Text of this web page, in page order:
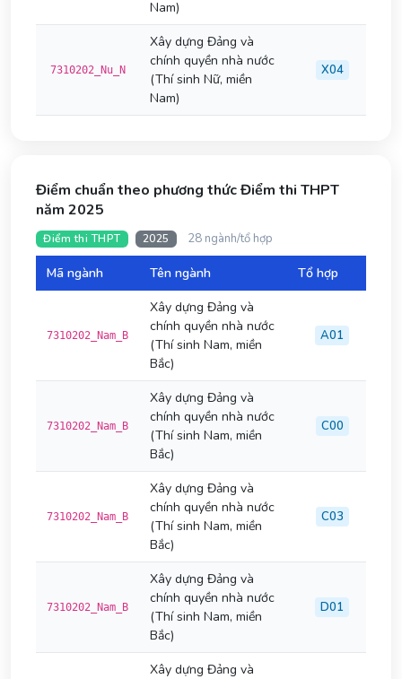
Nam)
7310202_Nu_N
Xây dựng Đảng và
chính quyền nhà nước
(Thí sinh Nữ, miền
Nam)
X04
Điểm chuẩn theo phương thức Điểm thi THPT
năm 2025
Điểm thi THPT 2025 28 ngành/tổ hợp
Mã ngành Tên ngành Tổ hợp
7310202_Nam_B
Xây dựng Đảng và
chính quyền nhà nước
(Thí sinh Nam, miền
Bắc)
A01
7310202_Nam_B
Xây dựng Đảng và
chính quyền nhà nước
(Thí sinh Nam, miền
Bắc)
C00
7310202_Nam_B
Xây dựng Đảng và
chính quyền nhà nước
(Thí sinh Nam, miền
Bắc)
C03
7310202_Nam_B
Xây dựng Đảng và
chính quyền nhà nước
(Thí sinh Nam, miền
Bắc)
D01
Xây dựng Đảng và